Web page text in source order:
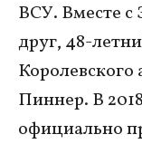
ВСУ. Вместе с
друг, 48-
Пиннер. В
официально